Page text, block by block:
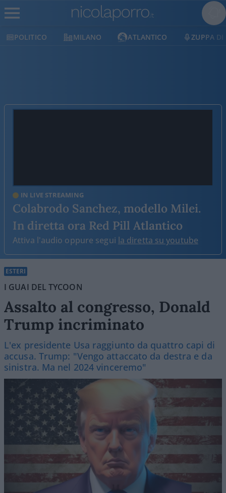
POLITICO MILANO ATLANTICO ZUPPA DI
IN LIVE STREAMING
Colabrodo Sanchez, modello Milei.
In diretta ora Red Pill Atlantico
Attiva l'audio oppure segui la diretta su youtube
ESTERI
I GUAI DEL TYCOON
Assalto al congresso, Donald
Trump incriminato
L'ex presidente Usa raggiunto da quattro capi di
accusa. Trump: "Vengo attaccato da destra e da
sinistra. Ma nel 2024 vinceremo"